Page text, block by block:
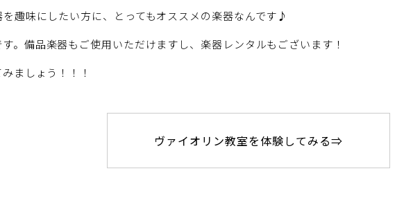
趣味にしたい方に、とってもオススメの楽器なんです♪
す。備品楽器もご使用いただけますし、楽器レンタルもございます！
ましょう！！！
ヴァイオリン教室を体験してみる⇒